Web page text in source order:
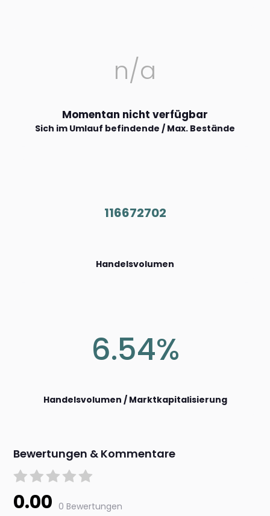
n/a
Momentan nicht verfügbar
Sich im Umlauf befindende / Max. Bestände
116672702
Handelsvolumen
6.54%
Handelsvolumen / Marktkapitalisierung
Bewertungen & Kommentare
0.00 0 Bewertungen